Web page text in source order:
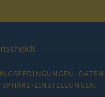
EINSTELLUNGEN